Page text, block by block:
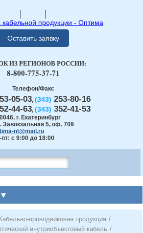
Оставить заявку
Телефон/Факс
05-03, (343) 253-80-16
44-63, (343) 352-41-53
, г. Екатеринбург
Завокзальная 5, оф. 709
nt@mail.ru
пт: с 9:00 до 18:00
ИЗ РЕГИОНОВ РОССИИ:
8-800-775-37-71
Кабельно-проводниковая продукция /
внутриобъектовый кабель /